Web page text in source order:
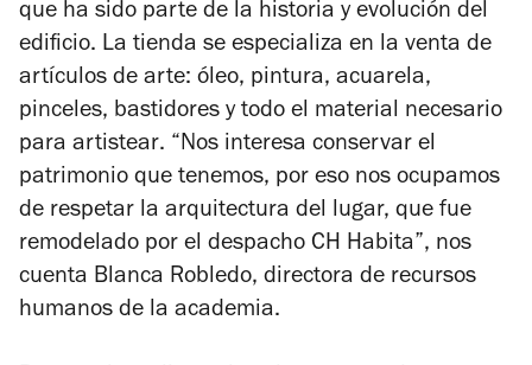
que ha sido parte de la historia y evolución del
edificio. La tienda se especializa en la venta de
artículos de arte: óleo, pintura, acuarela,
pinceles, bastidores y todo el material necesario
para artistear. “Nos interesa conservar el
patrimonio que tenemos, por eso nos ocupamos
de respetar la arquitectura del lugar, que fue
remodelado por el despacho CH Habita”, nos
cuenta Blanca Robledo, directora de recursos
humanos de la academia.